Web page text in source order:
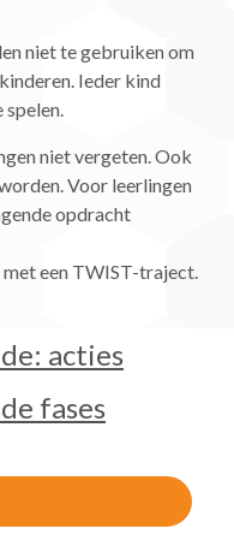
niet te gebruiken om
Ieder kind
niet vergeten. Ook
Voor leerlingen
opdracht
een TWIST-traject.
acties
fases